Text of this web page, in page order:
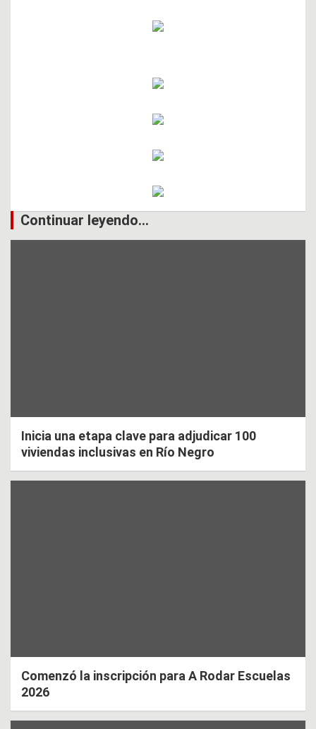
Continuar leyendo...
Inicia una etapa clave para adjudicar 100
viviendas inclusivas en Río Negro
Comenzó la inscripción para A Rodar Escuelas
2026